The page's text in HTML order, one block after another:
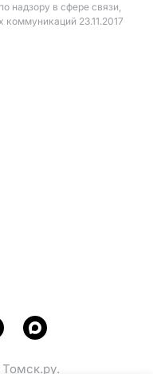
надзору в сфере связи,
23.11.2017